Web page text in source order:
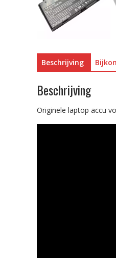
Beschrijving
Beschrijving
Originele laptop accu